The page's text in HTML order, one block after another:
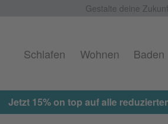
Gestalte deine
Schlafen Wohnen Baden
Jetzt 15% on top auf alle